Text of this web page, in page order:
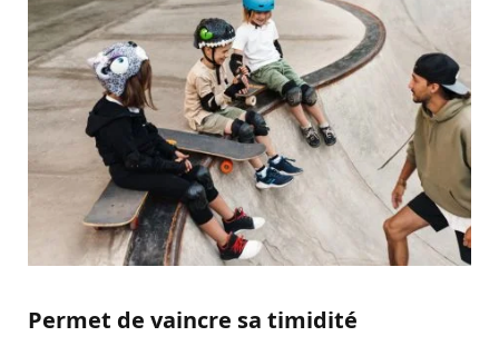
Permet de vaincre sa timidité